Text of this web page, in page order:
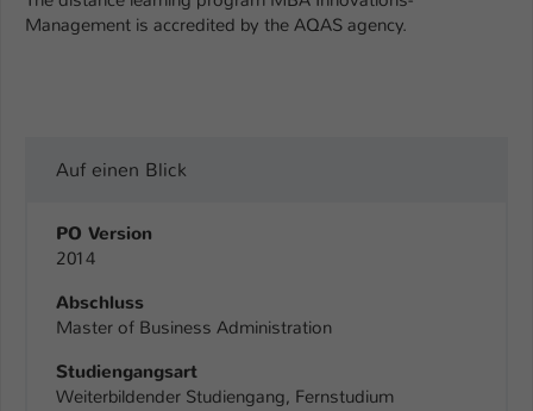
Management is accredited by the AQAS agency.
Auf einen Blick
PO Version
2014
Abschluss
Master of Business Administration
Studiengangsart
Weiterbildender Studiengang, Fernstudium